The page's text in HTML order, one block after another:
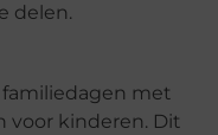
delen.
met
voor kinderen. Dit